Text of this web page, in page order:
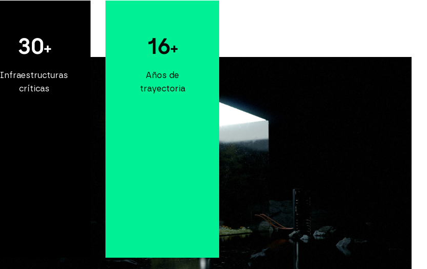
30+
Infraestructuras
críticas
16+
Años de
trayectoria